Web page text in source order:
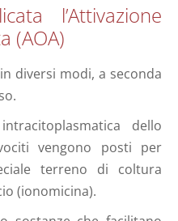
l’Attivazione
(AOA)
diversi modi, a seconda
dello
vengono posti per
terreno di coltura
(ionomicina).